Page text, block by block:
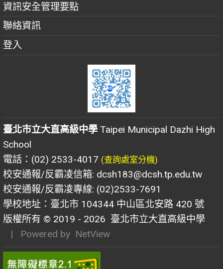
資訊安全管理要點
聯絡資訊
登入
臺北市立大直高級中學 Taipei Municipal Dazhi High
School
電話：(02) 2533-4017 (查詢處室分機)
校安通報/反霸凌信箱: dcsh183@dcsh.tp.edu.tw
校安通報/反霸凌專線: (02)2533-7691
學校地址：臺北市 104344 中山區北安路 420 號
版權所有 © 2019 - 2026 臺北市立大直高級中學
| Powered by NetView